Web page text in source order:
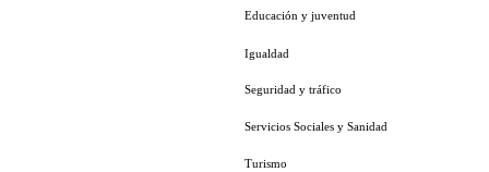
Educación y juventud
Igualdad
Seguridad y tráfico
Servicios Sociales y Sanidad
Turismo